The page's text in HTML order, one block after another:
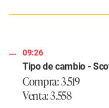
09:26
Tipo de cambio -
Compra: 3.519
Venta: 3.558